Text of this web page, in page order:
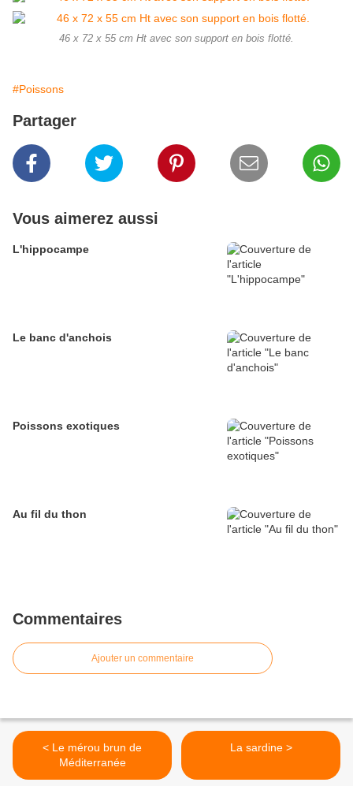
46 x 72 x 55 cm Ht avec son support en bois flotté.
#Poissons
Partager
Vous aimerez aussi
L'hippocampe
Le banc d'anchois
Poissons exotiques
Au fil du thon
Commentaires
Ajouter un commentaire
< Le mérou brun de
Méditerranée
La sardine >